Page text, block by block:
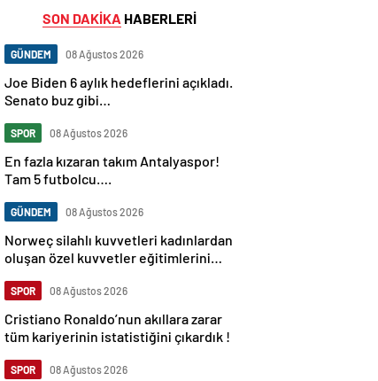
SON DAKİKA HABERLERİ
GÜNDEM 08 Ağustos 2026
Joe Biden 6 aylık hedeflerini açıkladı.
Senato buz gibi…
SPOR 08 Ağustos 2026
En fazla kızaran takım Antalyaspor!
Tam 5 futbolcu….
GÜNDEM 08 Ağustos 2026
Norweç silahlı kuvvetleri kadınlardan
oluşan özel kuvvetler eğitimlerini
SPOR 08 Ağustos 2026
Cristiano Ronaldo’nun akıllara zarar
tüm kariyerinin istatistiğini çıkardık !
SPOR 08 Ağustos 2026